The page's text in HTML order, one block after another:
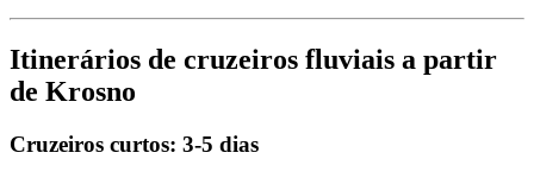
Itinerários de cruzeiros fluviais a partir
de Krosno
Cruzeiros curtos: 3-5 dias